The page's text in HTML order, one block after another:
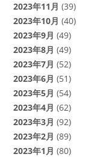
2023年11月 (39)
2023年10月 (40)
2023年9月 (49)
2023年8月 (49)
2023年7月 (52)
2023年6月 (51)
2023年5月 (54)
2023年4月 (62)
2023年3月 (92)
2023年2月 (89)
2023年1月 (80)